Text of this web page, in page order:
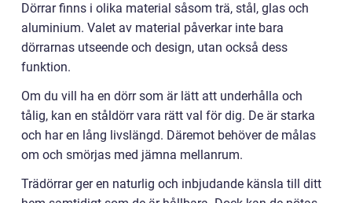
Dörrar finns i olika material såsom trä, stål, glas och
aluminium. Valet av material påverkar inte bara
dörrarnas utseende och design, utan också dess
funktion.
Om du vill ha en dörr som är lätt att underhålla och
tålig, kan en ståldörr vara rätt val för dig. De är starka
och har en lång livslängd. Däremot behöver de målas
om och smörjas med jämna mellanrum.
Trädörrar ger en naturlig och inbjudande känsla till ditt